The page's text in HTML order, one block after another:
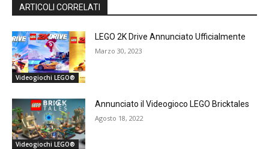
ARTICOLI CORRELATI
Videogiochi LEGO®
LEGO 2K Drive Annunciato Ufficialmente
Marzo 30, 2023
Videogiochi LEGO®
Annunciato il Videogioco LEGO Bricktales
Agosto 18, 2022